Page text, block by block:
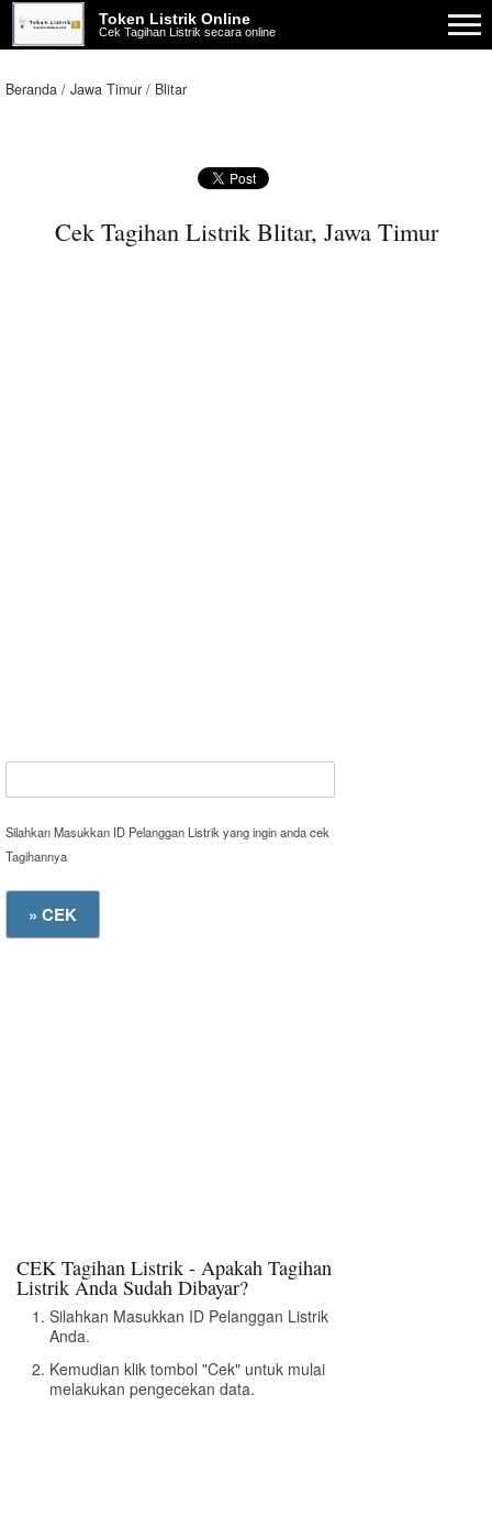
Token Listrik Online
Cek Tagihan Listrik secara online
Beranda Jawa Timur Blitar
Cek Tagihan Listrik Blitar, Jawa Timur
Silahkan Masukkan ID Pelanggan Listrik yang ingin anda cek
Tagihannya
CEK Tagihan Listrik - Apakah Tagihan
Listrik Anda Sudah Dibayar?
Silahkan Masukkan ID Pelanggan Listrik
Anda.
Kemudian klik tombol "Cek" untuk mulai
melakukan pengecekan data.